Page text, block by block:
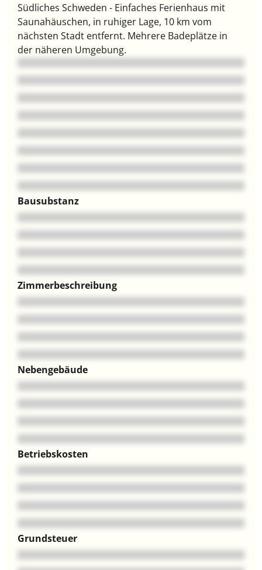
Südliches Schweden - Einfaches Ferienhaus mit
Saunahäuschen, in ruhiger Lage, 10 km vom
nächsten Stadt entfernt. Mehrere Badeplätze in
der näheren Umgebung.
Bausubstanz
Zimmerbeschreibung
Nebengebäude
Betriebskosten
Grundsteuer